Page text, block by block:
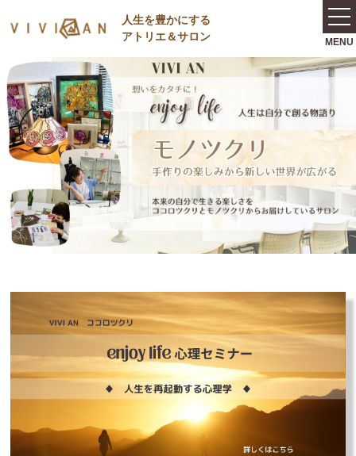
⼈⽣を豊かにする
アトリエ＆サロン